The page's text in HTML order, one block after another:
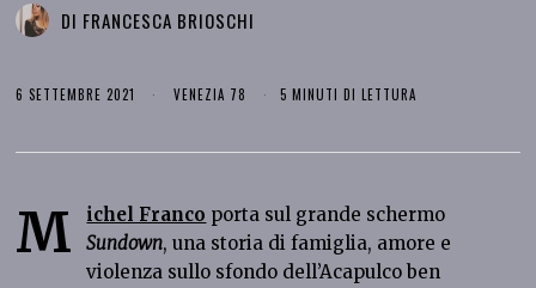
DI FRANCESCA BRIOSCHI
6 SETTEMBRE 2021 VENEZIA 78 5 MINUTI DI LETTURA
M ichel Franco porta sul grande schermo
Sundown, una storia di famiglia, amore e
violenza sullo sfondo dell’Acapulco ben